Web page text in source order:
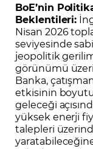
BoE’nin
Beklentileri:
Nisan 2026
seviyesinde
jeopolitik
görünümü
Banka,
etkisinin boyutu
geleceği
yüksek enerji
talepleri